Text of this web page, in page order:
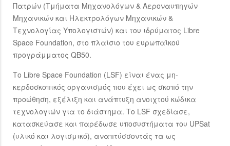
Πατρών (Τμήματα Μηχανολόγων & Αεροναυπηγών
Μηχανικών και Ηλεκτρολόγων Μηχανικών &
Τεχνολογίας Υπολογιστών) και του ιδρύματος Libre
Space Foundation, στο πλαίσιο του ευρωπαϊκού
προγράμματος QB50.
Το Libre Space Foundation (LSF) είναι ένας μη-
κερδοσκοπικός οργανισμός που έχει ως σκοπό την
προώθηση, εξέλιξη και ανάπτυξη ανοιχτού κώδικα
τεχνολογιών για το διάστημα. Το LSF σχεδίασε,
κατασκεύασε και παρέδωσε υποσυστήματα του UPSat
(υλικό και λογισμικό), αναπτύσσοντάς τα ως